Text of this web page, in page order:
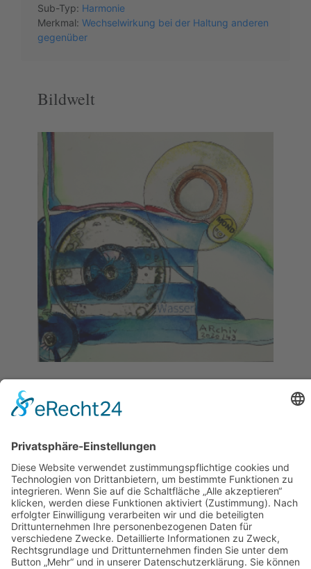
Sub-Typ: Harmonie
Merkmal: Wechselwirkung bei der Haltung anderen
gegenüber
Bildwelt
Bildelemente
Konkret:- Charakter:klar: idealer Zustand;